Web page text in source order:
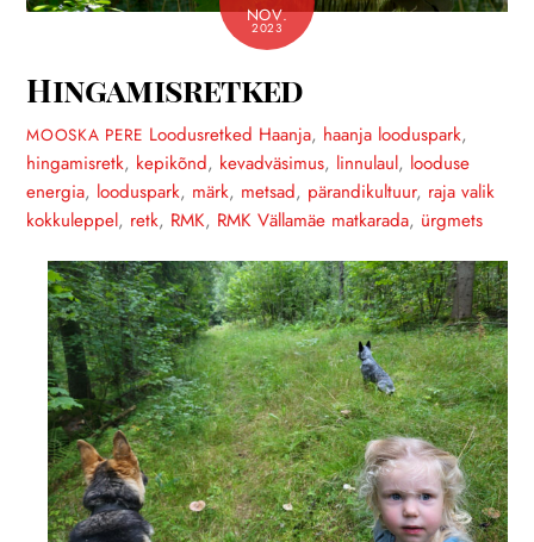
NOV.
2023
Hingamisretked
MOOSKA PERE Loodusretked Haanja, haanja looduspark,
hingamisretk, kepikõnd, kevadväsimus, linnulaul, looduse
energia, looduspark, märk, metsad, pärandikultuur, raja valik
kokkuleppel, retk, RMK, RMK Vällamäe matkarada, ürgmets